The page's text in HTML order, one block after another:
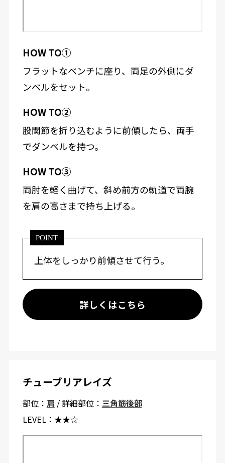
HOW TO①
フラットなベンチに座り、両足の外側にダ
ンベルをセット。
HOW TO②
股関節を折り込むように前傾したら、両手
でダンベルを持つ。
HOW TO③
両肘を軽く曲げて、斜め前方の軌道で両腕
を肩の高さまで持ち上げる。
POINT
上体をしっかり前傾させて行う。
詳しくはこちら
チューブリアレイズ
部位： 肩 / 詳細部位： 三角筋後部
LEVEL： ★★☆